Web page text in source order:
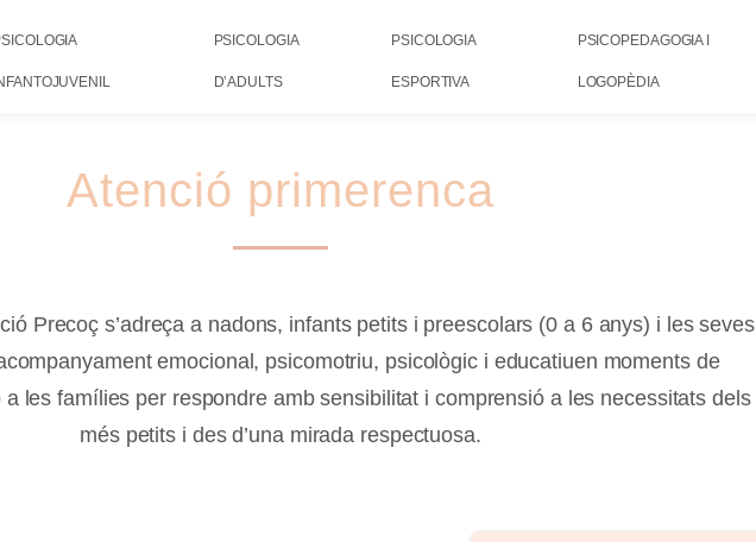
PSICOLOGIA
D’ADULTS
PSICOLOGIA
ESPORTIVA
PSICOPEDAGOGIA I
LOGOPÈDIA
Atenció primerenca
Precoç s’adreça a nadons, infants petits i preescolars (0 a 6 anys) i les seves
emocional, psicomotriu, psicològic i educatiuen moments de
les famílies per respondre amb sensibilitat i comprensió a les necessitats dels
més petits i des d’una mirada respectuosa.